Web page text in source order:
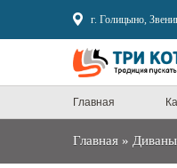
г. Голицыно,
Главная
Главная » Диваны